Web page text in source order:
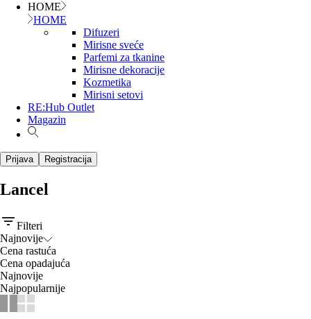
HOME
HOME
Difuzeri
Mirisne sveće
Parfemi za tkanine
Mirisne dekoracije
Kozmetika
Mirisni setovi
RE:Hub Outlet
Magazin
Prijava Registracija
Lancel
Filteri
Najnovije
Cena rastuća
Cena opadajuća
Najnovije
Najpopularnije